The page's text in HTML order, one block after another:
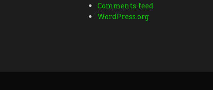
Comments feed
WordPress.org